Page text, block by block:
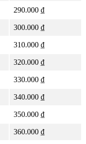
290.000 ₫
300.000 ₫
310.000 ₫
320.000 ₫
330.000 ₫
340.000 ₫
350.000 ₫
360.000 ₫